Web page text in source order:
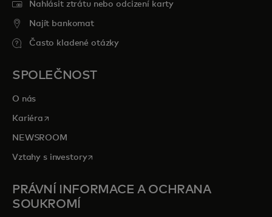
Nahlásit ztrátu nebo odcizení karty
Najít bankomat
Často kladené otázky
SPOLEČNOST
O nás
Kariéra opens in a new tab
NEWSROOM
Vztahy s investoryopens in a new tab
PRÁVNÍ INFORMACE A OCHRANA
SOUKROMÍ